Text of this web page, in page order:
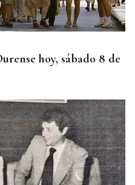
ser impulsada por
hoy, sábado 8 de